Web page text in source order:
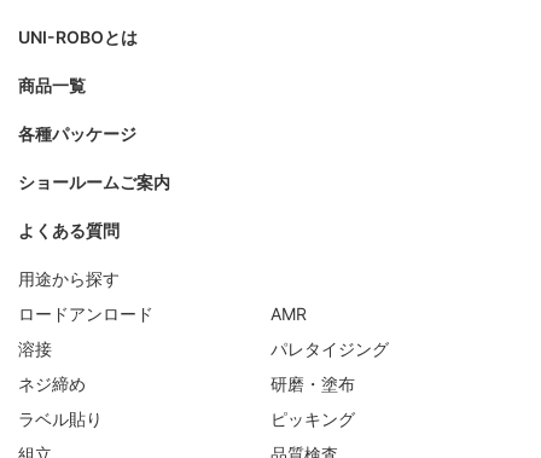
UNI-ROBOとは
商品一覧
各種パッケージ
ショールームご案内
よくある質問
用途から探す
ロードアンロード
AMR
溶接
パレタイジング
ネジ締め
研磨・塗布
ラベル貼り
ピッキング
組立
品質検査